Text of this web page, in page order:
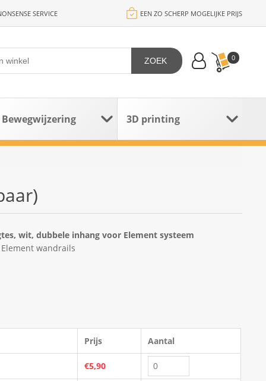
SERVICE EEN ZO SCHERP MOGELIJKE PRIJS
0
ZOEK
Bewegwijzering 3D printing
wit, dubbele inhang voor Element systeem
wandrails
Prijs Aantal
€5,90